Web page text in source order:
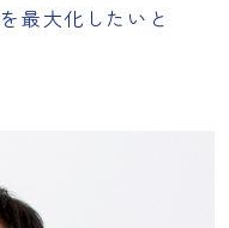
最大化したいと